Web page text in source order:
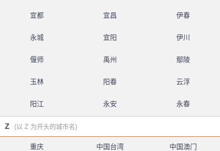
宜都 宜昌 伊春
永城 宜阳 伊川
偃师 禹州 鄢陵
玉林 阳春 云浮
阳江 永安 永春
Z (以 Z 为开头的城市名)
重庆 中国台湾 中国澳门